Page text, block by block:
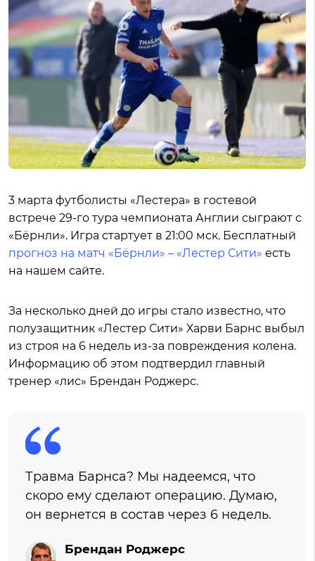
3 марта футболисты «Лестера» в гостевой
встрече 29-го тура чемпионата Англии сыграют с
«Бёрнли». Игра стартует в 21:00 мск. Бесплатный
прогноз на матч «Бёрнли» – «Лестер Сити» есть
на нашем сайте.
За несколько дней до игры стало известно, что
полузащитник «Лестер Сити» Харви Барнс выбыл
из строя на 6 недель из-за повреждения колена.
Информацию об этом подтвердил главный
тренер «лис» Брендан Роджерс.
Травма Барнса? Мы надеемся, что
скоро ему сделают операцию. Думаю,
он вернется в состав через 6 недель.
Брендан Роджерс